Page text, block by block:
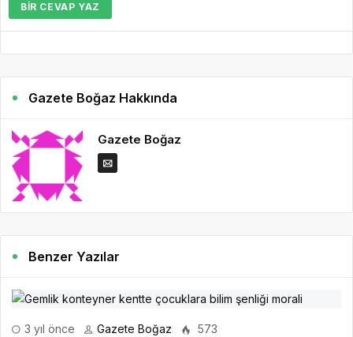
BIR CEVAP YAZ
Gazete Boğaz Hakkında
Gazete Boğaz
Benzer Yazılar
3 yıl önce Gazete Boğaz 573